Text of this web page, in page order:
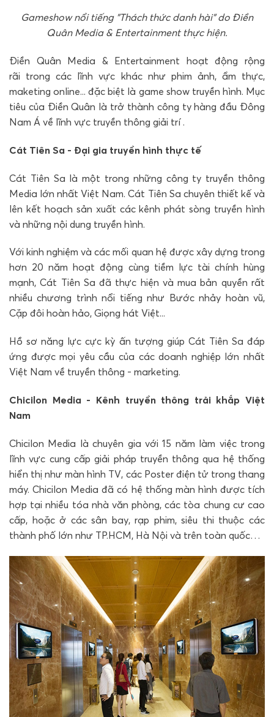
Gameshow nổi tiếng "Thách thức danh hài" do Điền
Quân Media & Entertainment thực hiện.
Điền Quân Media & Entertainment hoạt động rộng
rãi trong các lĩnh vực khác như phim ảnh, ẩm thực,
maketing online... đặc biệt là game show truyền hình. Mục
tiêu của Điền Quân là trở thành công ty hàng đầu Đông
Nam Á về lĩnh vực truyền thông giải trí .
Cát Tiên Sa - Đại gia truyền hình thực tế
Cát Tiên Sa là một trong những công ty truyền thông
Media lớn nhất Việt Nam. Cát Tiên Sa chuyên thiết kế và
lên kết hoạch sản xuất các kênh phát sòng truyền hình
và những nội dung truyền hình.
Với kinh nghiệm và các mối quan hệ được xây dựng trong
hơn 20 năm hoạt động cùng tiềm lực tài chính hùng
mạnh, Cát Tiên Sa đã thực hiện và mua bản quyền rất
nhiều chương trình nổi tiếng như Bước nhảy hoàn vũ,
Cặp đôi hoàn hảo, Giọng hát Việt...
Hồ sơ năng lực cực kỳ ấn tượng giúp Cát Tiên Sa đáp
ứng được mọi yêu cầu của các doanh nghiệp lớn nhất
Việt Nam về truyền thông - marketing.
Chicilon Media - Kênh truyền thông trải khắp Việt
Nam
Chicilon Media là chuyên gia với 15 năm làm việc trong
lĩnh vực cung cấp giải pháp truyền thông qua hệ thống
hiển thị như màn hình TV, các Poster điện tử trong thang
máy. Chicilon Media đã có hệ thống màn hình được tích
hợp tại nhiều tóa nhà văn phòng, các tòa chung cư cao
cấp, hoặc ở các sân bay, rạp phim, siêu thi thuộc các
thành phố lớn như TP.HCM, Hà Nội và trên toàn quốc…